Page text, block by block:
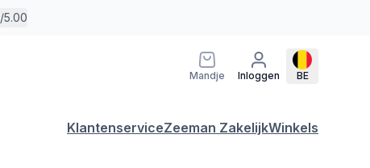
/5.00
Mandje Inloggen BE
KlantenserviceZeeman ZakelijkWinkels